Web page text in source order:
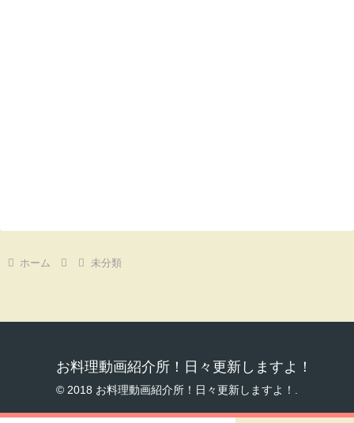
ホーム 未分類
お料理動画紹介所！日々更新しますよ！
© 2018 お料理動画紹介所！日々更新しますよ！.